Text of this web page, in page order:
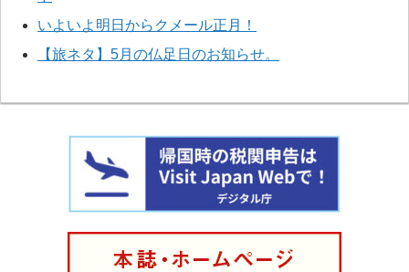
いよいよ明日からクメール正月！
【旅ネタ】5月の仏足日のお知らせ。